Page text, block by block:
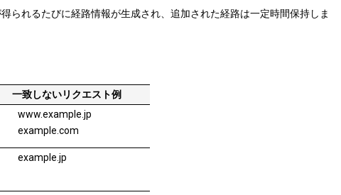
られるたびに経路情報が生成され、追加された経路は一定時間保持しま
一致しないリクエスト例
www.example.jp
example.com
example.jp